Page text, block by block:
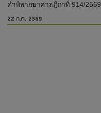
คำพิพากษาศาลฎีกาที่ 914/2569
22 ก.ค. 2569